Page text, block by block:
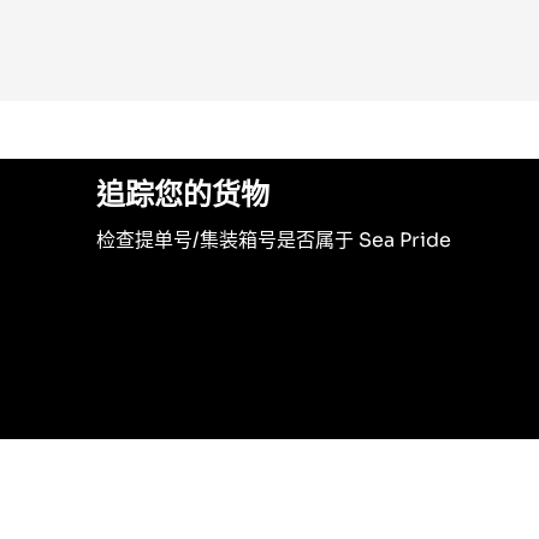
追踪您的货物
检查提单号/集装箱号是否属于 Sea Pride